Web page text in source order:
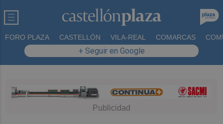
FORO PLAZA CASTELLÓN VILA-REAL COMARCAS
+ Seguir en Google